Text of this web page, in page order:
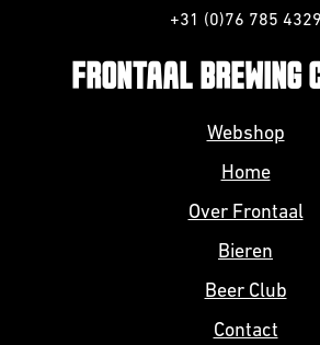
+31 (0)76 785 4329
FRONTAAL BREWING
Webshop
Home
Over Frontaal
Bieren
Beer Club
Contact